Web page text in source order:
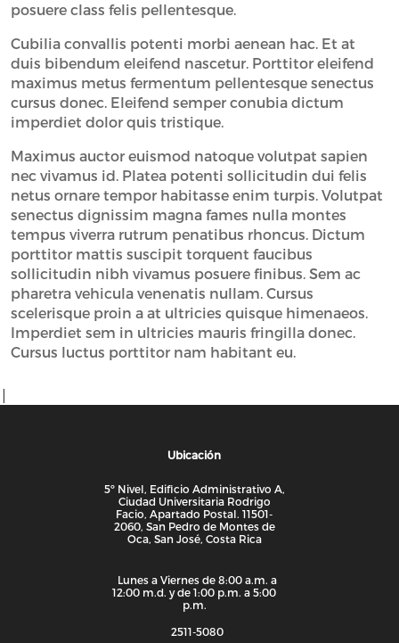
posuere class felis pellentesque.
Cubilia convallis potenti morbi aenean hac. Et at
duis bibendum eleifend nascetur. Porttitor eleifend
maximus metus fermentum pellentesque senectus
cursus donec. Eleifend semper conubia dictum
imperdiet dolor quis tristique.
Maximus auctor euismod natoque volutpat sapien
nec vivamus id. Platea potenti sollicitudin dui felis
netus ornare tempor habitasse enim turpis. Volutpat
senectus dignissim magna fames nulla montes
tempus viverra rutrum penatibus rhoncus. Dictum
porttitor mattis suscipit torquent faucibus
sollicitudin nibh vivamus posuere finibus. Sem ac
pharetra vehicula venenatis nullam. Cursus
scelerisque proin a at ultricies quisque himenaeos.
Imperdiet sem in ultricies mauris fringilla donec.
Cursus luctus porttitor nam habitant eu.
|
Ubicación
5º Nivel, Edificio Administrativo A,
Ciudad Universitaria Rodrigo
Facio, Apartado Postal. 11501-
2060, San Pedro de Montes de
Oca, San José, Costa Rica
Lunes a Viernes de 8:00 a.m. a
12:00 m.d. y de 1:00 p.m. a 5:00
p.m.
2511-5080